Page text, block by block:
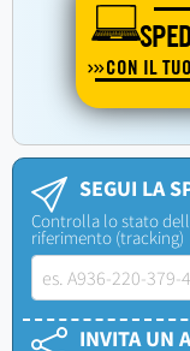
CON IL
SEGUI LA
Controlla lo stato
riferimento (tracking)
INVITA UN